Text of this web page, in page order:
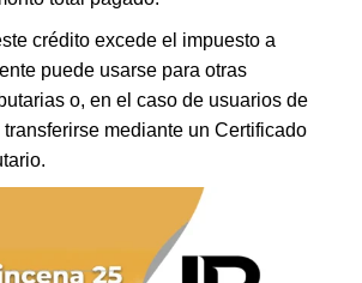
crédito excede el impuesto a
puede usarse para otras
o, en el caso de usuarios de
mediante un Certificado